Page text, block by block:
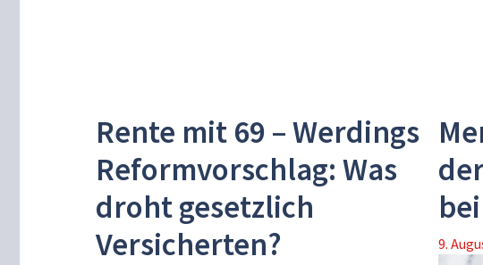
Rente mit 69 – Werdings
Reformvorschlag: Was
droht gesetzlich
Versicherten?
9.